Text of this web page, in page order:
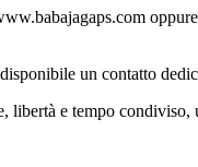
un contatto
e tempo